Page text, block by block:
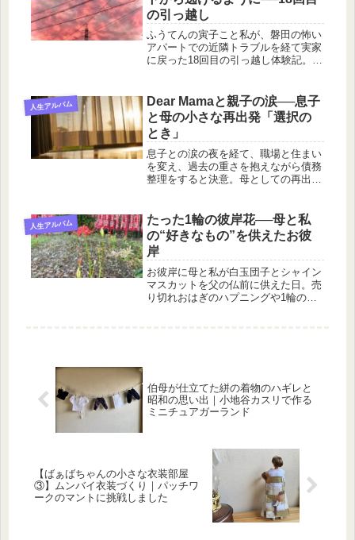
から...
の引っ越し
ふうてんの寅子こと私が、磐田の怖い
アパートでの近隣トラブルを経て実家
に戻った18回目の引っ越し体験記。引
人生アルバム
Dear Mamaと親子の涙──息子
と母の小さな再出発「選択の
とき」
息子との涙の夜を経て、職場と住まい
を変え、過去の重さを抱えながら債務
整理をすると決意。母としての再出発
人生アルバム
たった1輪の彼岸花──母と私
の“好きなもの”を供えたお彼
岸
お彼岸に母と私が白玉団子とシャイン
マスカットを父の仏前に供えた日。売
り切れおはぎのハプニングや1輪のヒ
伯母が仕立てた絣の着物のハギレと
昭和の思い出｜小地谷カスリで作る
ミニチュアガーランド
【ばぁばちゃんの小さな衣装部屋
③】ムンバイ衣装づくり｜パッチワ
ークのマントに挑戦しました